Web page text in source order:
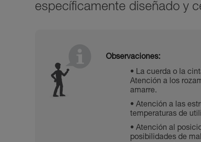
específicamente diseñado y
Observaciones:
La cuerda o la
Atención a los
amarre.
Atención a las
temperaturas de
Atención al
posibilidades de